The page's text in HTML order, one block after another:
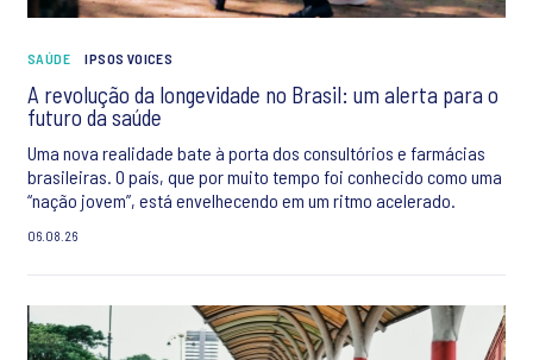
SAÚDE IPSOS VOICES
A revolução da longevidade no Brasil: um alerta para o
futuro da saúde
Uma nova realidade bate à porta dos consultórios e farmácias
brasileiras. O país, que por muito tempo foi conhecido como uma
“nação jovem”, está envelhecendo em um ritmo acelerado.
06.08.26